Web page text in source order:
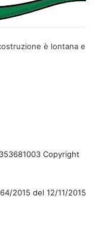
è lontana e
Copyright
2015 del 12/11/2015